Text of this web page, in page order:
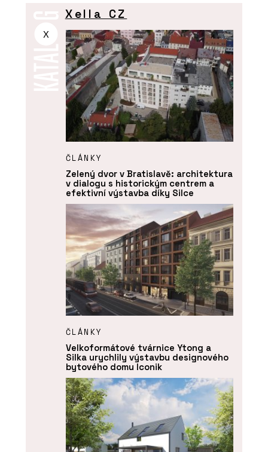
X
Xella CZ
ČLÁNKY
Zelený dvor v Bratislavě: architektura
v dialogu s historickým centrem a
efektivní výstavba díky Silce
ČLÁNKY
Velkoformátové tvárnice Ytong a
Silka urychlily výstavbu designového
bytového domu Iconik